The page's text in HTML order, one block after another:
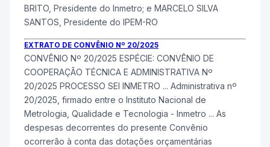
BRITO, Presidente do Inmetro; e MARCELO SILVA
SANTOS, Presidente do IPEM-RO
EXTRATO DE CONVÊNIO Nº 20/2025
CONVÊNIO Nº 20/2025 ESPÉCIE: CONVÊNIO DE
COOPERAÇÃO TÉCNICA E ADMINISTRATIVA Nº
20/2025 PROCESSO SEI INMETRO ... Administrativa nº
20/2025, firmado entre o Instituto Nacional de
Metrologia, Qualidade e Tecnologia - Inmetro ... As
despesas decorrentes do presente Convênio
ocorrerão à conta das dotações orçamentárias